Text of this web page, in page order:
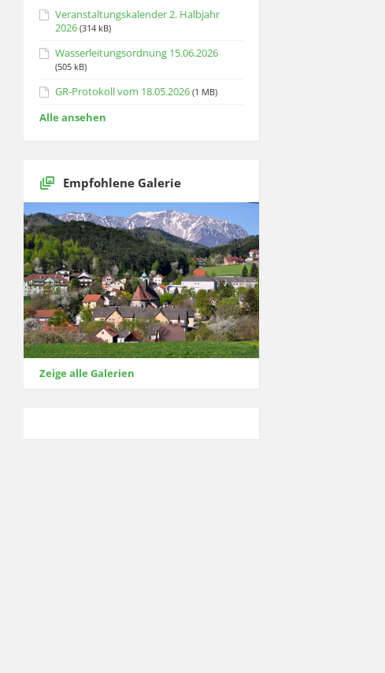
Veranstaltungskalender 2. Halbjahr
2026 (314 kB)
Wasserleitungsordnung 15.06.2026
(505 kB)
GR-Protokoll vom 18.05.2026 (1 MB)
Alle ansehen
Empfohlene Galerie
Zeige alle Galerien